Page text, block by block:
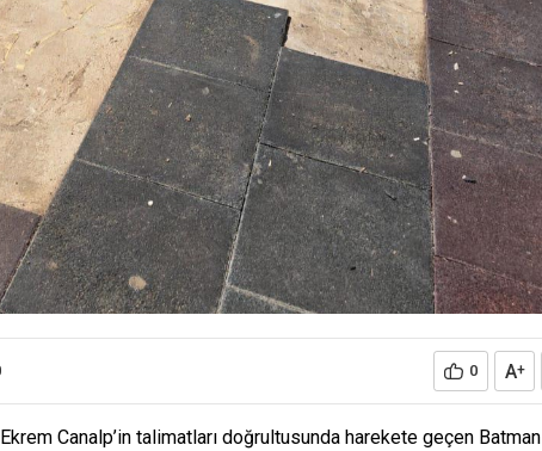
0 A+
Canalp’in talimatları doğrultusunda harekete geçen Batman